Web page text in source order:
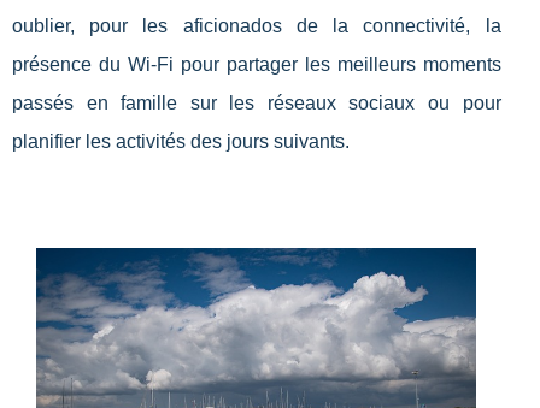
oublier, pour les aficionados de la connectivité, la
présence du Wi-Fi pour partager les meilleurs moments
passés en famille sur les réseaux sociaux ou pour
planifier les activités des jours suivants.